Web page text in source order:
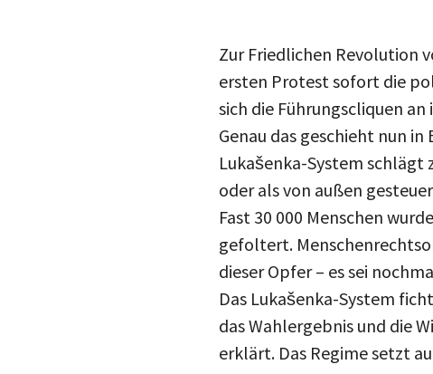
Zur Friedlichen Revolution
ersten Protest sofort die
sich die Führungscliquen
Genau das geschieht nun
Lukašenka-System schlägt
oder als von außen
Fast 30 000 Menschen
gefoltert.
dieser Opfer – es sei
Das Lukašenka-System
das Wahlergebnis und die
erklärt. Das Regime setzt